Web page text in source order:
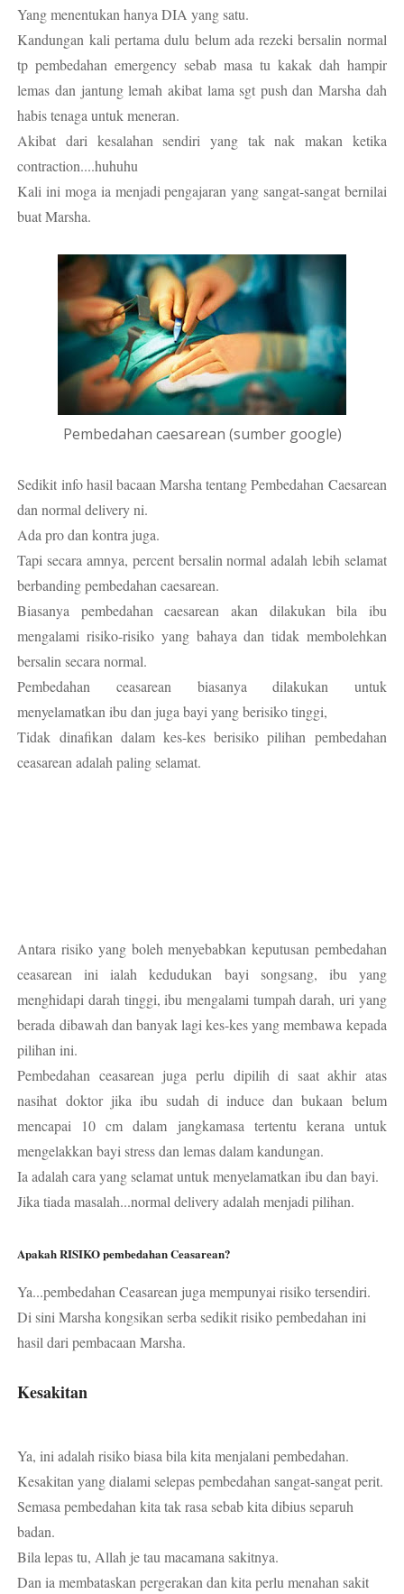
Yang menentukan hanya DIA yang satu.
Kandungan kali pertama dulu belum ada rezeki bersalin normal
tp pembedahan emergency sebab masa tu kakak dah hampir
lemas dan jantung lemah akibat lama sgt push dan Marsha dah
habis tenaga untuk meneran.
Akibat dari kesalahan sendiri yang tak nak makan ketika
contraction....huhuhu
Kali ini moga ia menjadi pengajaran yang sangat-sangat bernilai
buat Marsha.
Pembedahan caesarean (sumber google)
Sedikit info hasil bacaan Marsha tentang Pembedahan Caesarean
dan normal delivery ni.
Ada pro dan kontra juga.
Tapi secara amnya, percent bersalin normal adalah lebih selamat
berbanding pembedahan caesarean.
Biasanya pembedahan caesarean akan dilakukan bila ibu
mengalami risiko-risiko yang bahaya dan tidak membolehkan
bersalin secara normal.
Pembedahan ceasarean biasanya dilakukan untuk
menyelamatkan ibu dan juga bayi yang berisiko tinggi,
Tidak dinafikan dalam kes-kes berisiko pilihan pembedahan
ceasarean adalah paling selamat.
Antara risiko yang boleh menyebabkan keputusan pembedahan
ceasarean ini ialah kedudukan bayi songsang, ibu yang
menghidapi darah tinggi, ibu mengalami tumpah darah, uri yang
berada dibawah dan banyak lagi kes-kes yang membawa kepada
pilihan ini.
Pembedahan ceasarean juga perlu dipilih di saat akhir atas
nasihat doktor jika ibu sudah di induce dan bukaan belum
mencapai 10 cm dalam jangkamasa tertentu kerana untuk
mengelakkan bayi stress dan lemas dalam kandungan.
Ia adalah cara yang selamat untuk menyelamatkan ibu dan bayi.
Jika tiada masalah...normal delivery adalah menjadi pilihan.
Apakah RISIKO pembedahan Ceasarean?
Ya...pembedahan Ceasarean juga mempunyai risiko tersendiri.
Di sini Marsha kongsikan serba sedikit risiko pembedahan ini
hasil dari pembacaan Marsha.
Kesakitan
Ya, ini adalah risiko biasa bila kita menjalani pembedahan.
Kesakitan yang dialami selepas pembedahan sangat-sangat perit.
Semasa pembedahan kita tak rasa sebab kita dibius separuh
badan.
Bila lepas tu, Allah je tau macamana sakitnya.
Dan ia membataskan pergerakan dan kita perlu menahan sakit